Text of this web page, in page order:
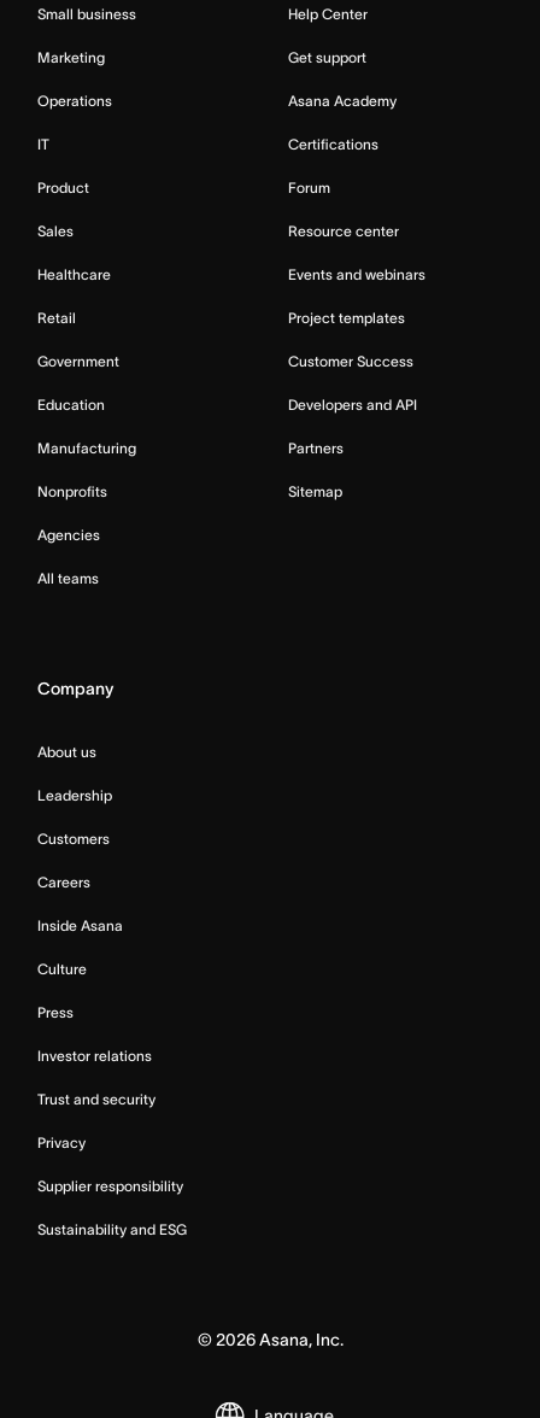
Small business
Marketing
Operations
IT
Product
Sales
Healthcare
Retail
Government
Education
Manufacturing
Nonprofits
Agencies
All teams
Help Center
Get support
Asana Academy
Certifications
Forum
Resource center
Events and webinars
Project templates
Customer Success
Developers and API
Partners
Sitemap
Company
About us
Leadership
Customers
Careers
Inside Asana
Culture
Press
Investor relations
Trust and security
Privacy
Supplier responsibility
Sustainability and ESG
© 2026Asana, Inc.